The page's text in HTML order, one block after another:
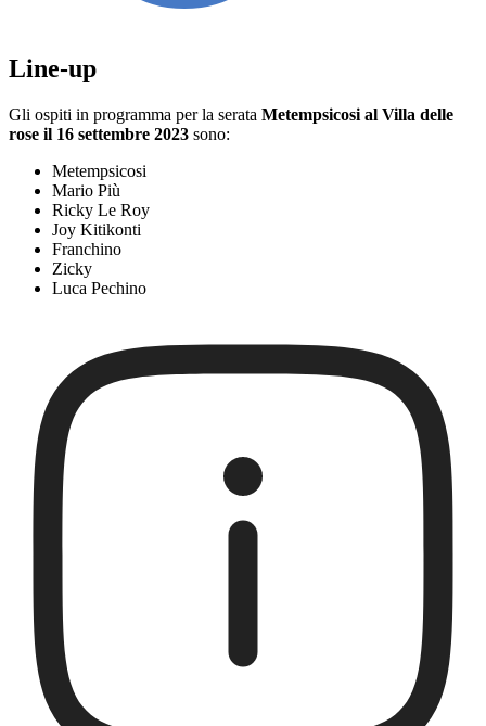
Line-up
Gli ospiti in programma per la serata Metempsicosi al Villa delle
rose il 16 settembre 2023 sono:
Metempsicosi
Mario Più
Ricky Le Roy
Joy Kitikonti
Franchino
Zicky
Luca Pechino